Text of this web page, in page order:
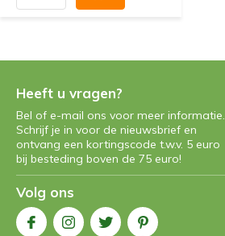
Heeft u vragen?
Bel of e-mail ons voor meer informatie.
Schrijf je in voor de nieuwsbrief en
ontvang een kortingscode t.w.v. 5 euro
bij besteding boven de 75 euro!
Volg ons